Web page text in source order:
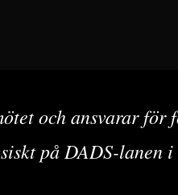
och ansvarar för
på DADS-lanen